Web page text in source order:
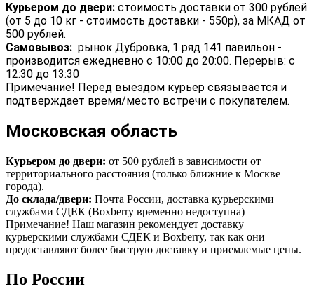
Курьером до двери: стоимость доставки от 300 рублей
(от 5 до 10 кг - стоимость доставки - 550р), за МКАД от
500 рублей.
Самовывоз: рынок Дубровка, 1 ряд 141 павильон -
производится ежедневно с 10:00 до 20:00. Перерыв: с
12:30 до 13:30
Примечание! Перед выездом курьер связывается и
подтверждает время/место встречи с покупателем.
Московская область
Курьером до двери: от 500 рублей в зависимости от
территориального расстояния (только ближние к Москве
города).
До склада/двери: Почта России, доставка курьерскими
службами СДЕК (Boxberry временно недоступна)
Примечание! Наш магазин рекомендует доставку
курьерскими службами СДЕК и Boxberry, так как они
предоставляют более быструю доставку и приемлемые цены.
По России